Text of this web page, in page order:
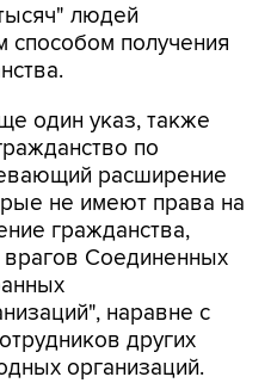
людей
способом получения
один указ, также
по
расширение
не имеют права на
гражданства,
Соединенных
наравне с
других
организаций.